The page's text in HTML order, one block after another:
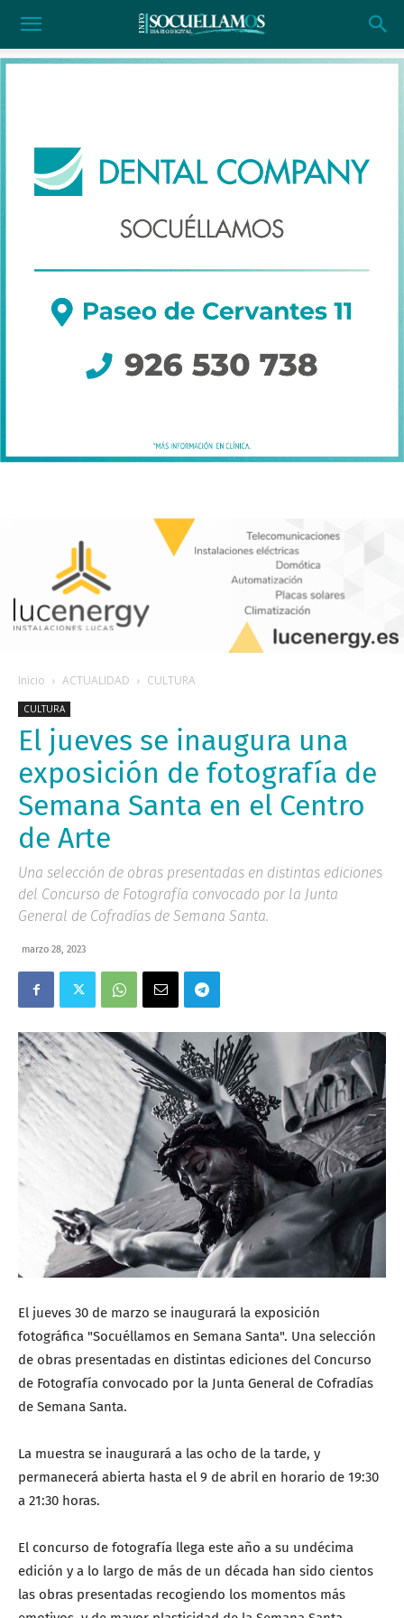
Inicio ACTUALIDAD CULTURA
CULTURA
El jueves se inaugura una
exposición de fotografía de
Semana Santa en el Centro
de Arte
Una selección de obras presentadas en distintas ediciones
del Concurso de Fotografía convocado por la Junta
General de Cofradías de Semana Santa.
marzo 28, 2023
El jueves 30 de marzo se inaugurará la exposición
fotográfica "Socuéllamos en Semana Santa". Una selección
de obras presentadas en distintas ediciones del Concurso
de Fotografía convocado por la Junta General de Cofradías
de Semana Santa.
La muestra se inaugurará a las ocho de la tarde, y
permanecerá abierta hasta el 9 de abril en horario de 19:30
a 21:30 horas.
El concurso de fotografía llega este año a su undécima
edición y a lo largo de más de un década han sido cientos
las obras presentadas recogiendo los momentos más